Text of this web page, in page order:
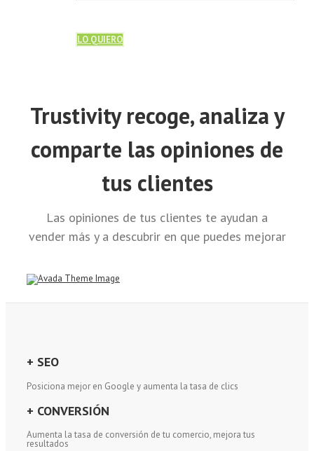
LO QUIERO
Trustivityrecoge, analiza y
comparte las opiniones de
tus clientes
Las opiniones de tus clientes te ayudan a
vender más y a descubrir en que puedes mejorar
+ SEO
Posiciona mejor en Google y aumenta la tasa de clics
+ CONVERSIÓN
Aumenta la tasa de conversión de tu comercio, mejora tus
resultados